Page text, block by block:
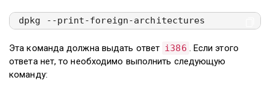
dpkg --print-foreign-architectures
Эта команда должна выдать ответ i386 . Если этого
ответа нет, то необходимо выполнить следующую
команду: